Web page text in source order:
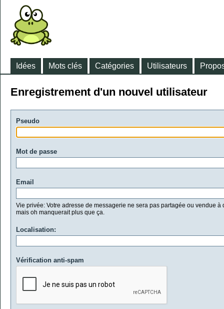
Idées Mots clés Catégories Utilisateurs
Enregistrement d'un nouvel utilisateur
Pseudo
Mot de passe
Email
Vie privée: Votre adresse de messagerie ne sera pas partagée ou vendue à
mais oh manquerait plus que ça.
Localisation:
Vérification anti-spam